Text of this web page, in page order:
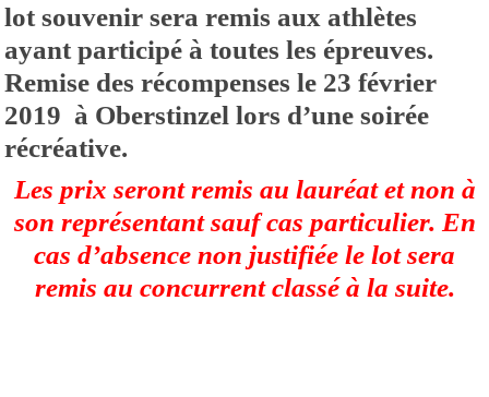
lot souvenir sera remis aux athlètes
ayant participé à toutes les épreuves.
Remise des récompenses le 23 février
2019 à Oberstinzel lors d’une soirée
récréative.
Les prix seront remis au lauréat et non à
son représentant sauf cas particulier. En
cas d’absence non justifiée le lot sera
remis au concurrent classé à la suite.